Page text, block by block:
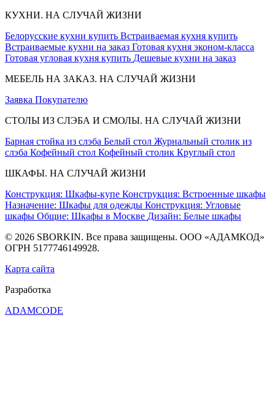
КУХНИ. НА СЛУЧАЙ ЖИЗНИ
Белорусские кухни купить Встраиваемая кухня купить
Встраиваемые кухни на заказ Готовая кухня эконом-класса
Готовая угловая кухня купить Дешевые кухни на заказ
МЕБЕЛЬ НА ЗАКАЗ. НА СЛУЧАЙ ЖИЗНИ
Заявка Покупателю
СТОЛЫ ИЗ СЛЭБА И СМОЛЫ. НА СЛУЧАЙ ЖИЗНИ
Барная стойка из слэба Белый стол Журнальный столик из
слэба Кофейный стол Кофейный столик Круглый стол
ШКАФЫ. НА СЛУЧАЙ ЖИЗНИ
Конструкция: Шкафы-купе Конструкция: Встроенные шкафы
Назначение: Шкафы для одежды Конструкция: Угловые
шкафы Общие: Шкафы в Москве Дизайн: Белые шкафы
© 2026 SBORKIN. Все права защищены. ООО «АДАМКОД»
ОГРН 5177746149928.
Карта сайта
Разработка
ADAMCODE